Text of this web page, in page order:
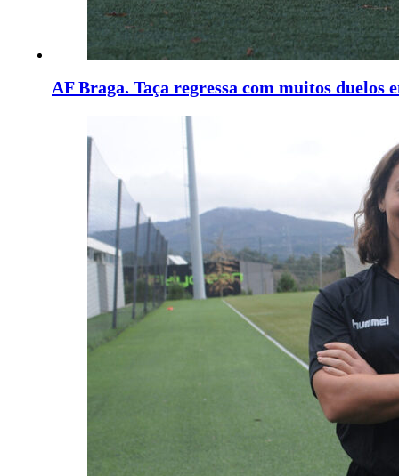
AF Braga. Taça regressa com muitos duelos